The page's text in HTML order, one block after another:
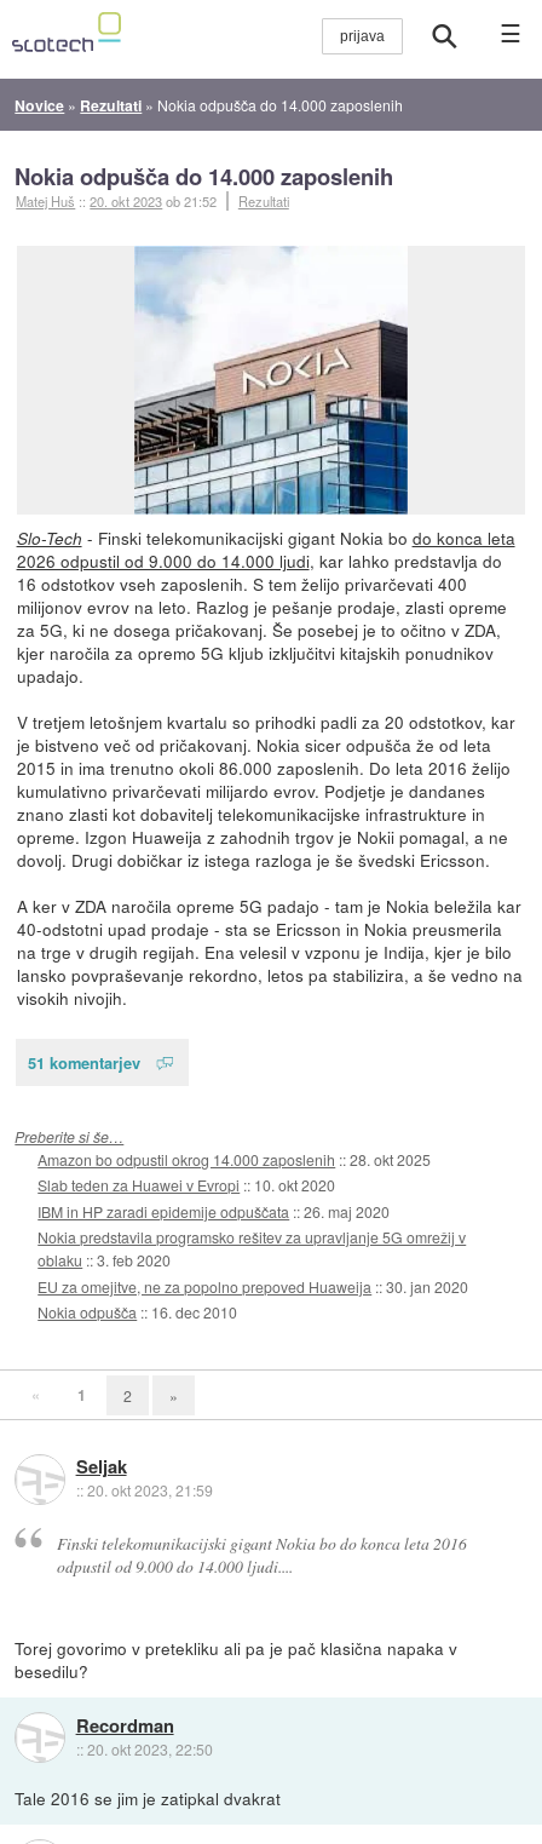
☰
Novice » Rezultati » Nokia odpušča do 14.000 zaposlenih
Nokia odpušča do 14.000 zaposlenih
Matej Huš ::20. okt 2023ob 21:52 Rezultati
Slo-Tech - Finski telekomunikacijski gigant Nokia bo do konca leta
2026 odpustil od 9.000 do 14.000 ljudi, kar lahko predstavlja do
16 odstotkov vseh zaposlenih. S tem želijo privarčevati 400
milijonov evrov na leto. Razlog je pešanje prodaje, zlasti opreme
za 5G, ki ne dosega pričakovanj. Še posebej je to očitno v ZDA,
kjer naročila za opremo 5G kljub izključitvi kitajskih ponudnikov
upadajo.
V tretjem letošnjem kvartalu so prihodki padli za 20 odstotkov, kar
je bistveno več od pričakovanj. Nokia sicer odpušča že od leta
2015 in ima trenutno okoli 86.000 zaposlenih. Do leta 2016 želijo
kumulativno privarčevati milijardo evrov. Podjetje je dandanes
znano zlasti kot dobavitelj telekomunikacijske infrastrukture in
opreme. Izgon Huaweija z zahodnih trgov je Nokii pomagal, a ne
dovolj. Drugi dobičkar iz istega razloga je še švedski Ericsson.
A ker v ZDA naročila opreme 5G padajo - tam je Nokia beležila kar
40-odstotni upad prodaje - sta se Ericsson in Nokia preusmerila
na trge v drugih regijah. Ena velesil v vzponu je Indija, kjer je bilo
lansko povpraševanje rekordno, letos pa stabilizira, a še vedno na
visokih nivojih.
51 komentarjev
Preberite si še…
Amazon bo odpustil okrog 14.000 zaposlenih ::28. okt 2025
Slab teden za Huawei v Evropi :: 10. okt 2020
IBM in HP zaradi epidemije odpuščata ::26. maj 2020
Nokia predstavila programsko rešitev za upravljanje 5G omrežij v
oblaku ::3. feb 2020
EU za omejitve, ne za popolno prepoved Huaweija ::30. jan 2020
Nokia odpušča :: 16. dec 2010
« 1 2 »
Seljak
::20. okt 2023, 21:59
Finski telekomunikacijski gigant Nokia bo do konca leta 2016
odpustil od 9.000 do 14.000 ljudi....
Torej govorimo v pretekliku ali pa je pač klasična napaka v
besedilu?
Recordman
::20. okt 2023, 22:50
Tale 2016 se jim je zatipkal dvakrat